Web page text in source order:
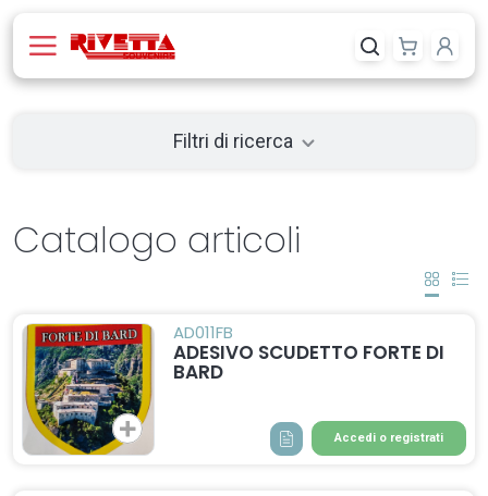
Filtri di ricerca
Catalogo articoli
AD011FB
ADESIVO SCUDETTO FORTE DI
BARD
Accedi o registrati